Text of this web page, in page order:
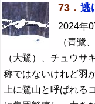
73． 逃
2024年
（青鷺
（大鷺）、チュウサ
称ではないけれど羽
上に鷺山と呼ばれる